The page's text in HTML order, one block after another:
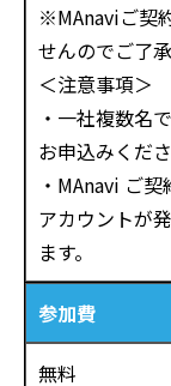
※MAnaviご契
せんのでご了
＜注意事項＞
・一社複数名
お申込みくださ
・MAnavi ご
アカウントが
ます。
参加費
無料